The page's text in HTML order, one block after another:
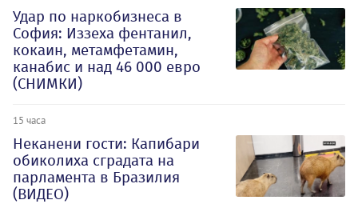
Удар по наркобизнеса в
София: Иззеха фентанил,
кокаин, метамфетамин,
канабис и над 46 000 евро
(СНИМКИ)
15 часа
Неканени гости: Капибари
обиколиха сградата на
парламента в Бразилия
(ВИДЕО)